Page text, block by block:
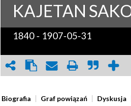
KAJETAN
1840 - 1907-05-31
Biografia Graf powiązań Dyskusja